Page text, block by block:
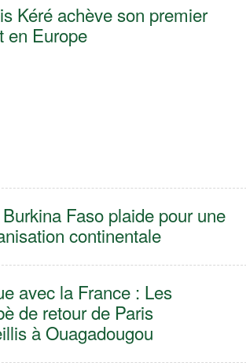
Kéré achève son premier
en Europe
Faso plaide pour une
continentale‎
avec la France : Les
de retour de Paris
à Ouagadougou